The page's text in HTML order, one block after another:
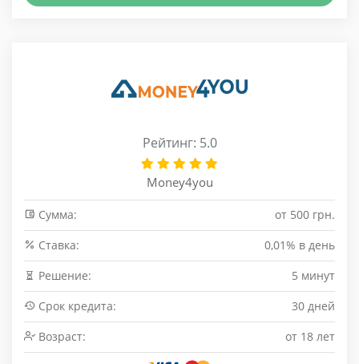
Рейтинг: 5.0
Money4you
Сумма:
от 500 грн.
Cтавка:
0,01% в день
Решение:
5 минут
Срок кредита:
30 дней
Возраст:
от 18 лет